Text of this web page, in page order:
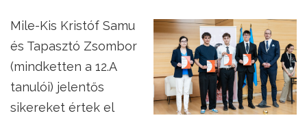
Mile-Kis Kristóf Samu
és Tapasztó Zsombor
(mindketten a 12.A
tanulói) jelentős
sikereket értek el